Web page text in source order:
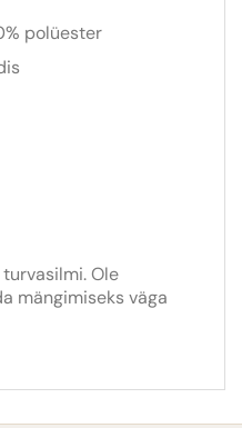
polüester
Ole
mängimiseks väga